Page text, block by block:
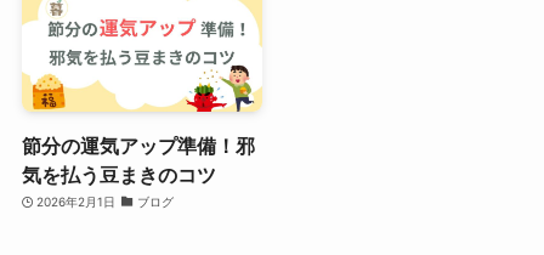
節分の運気アップ準備！邪
気を払う豆まきのコツ
2026年2月1日 ブログ